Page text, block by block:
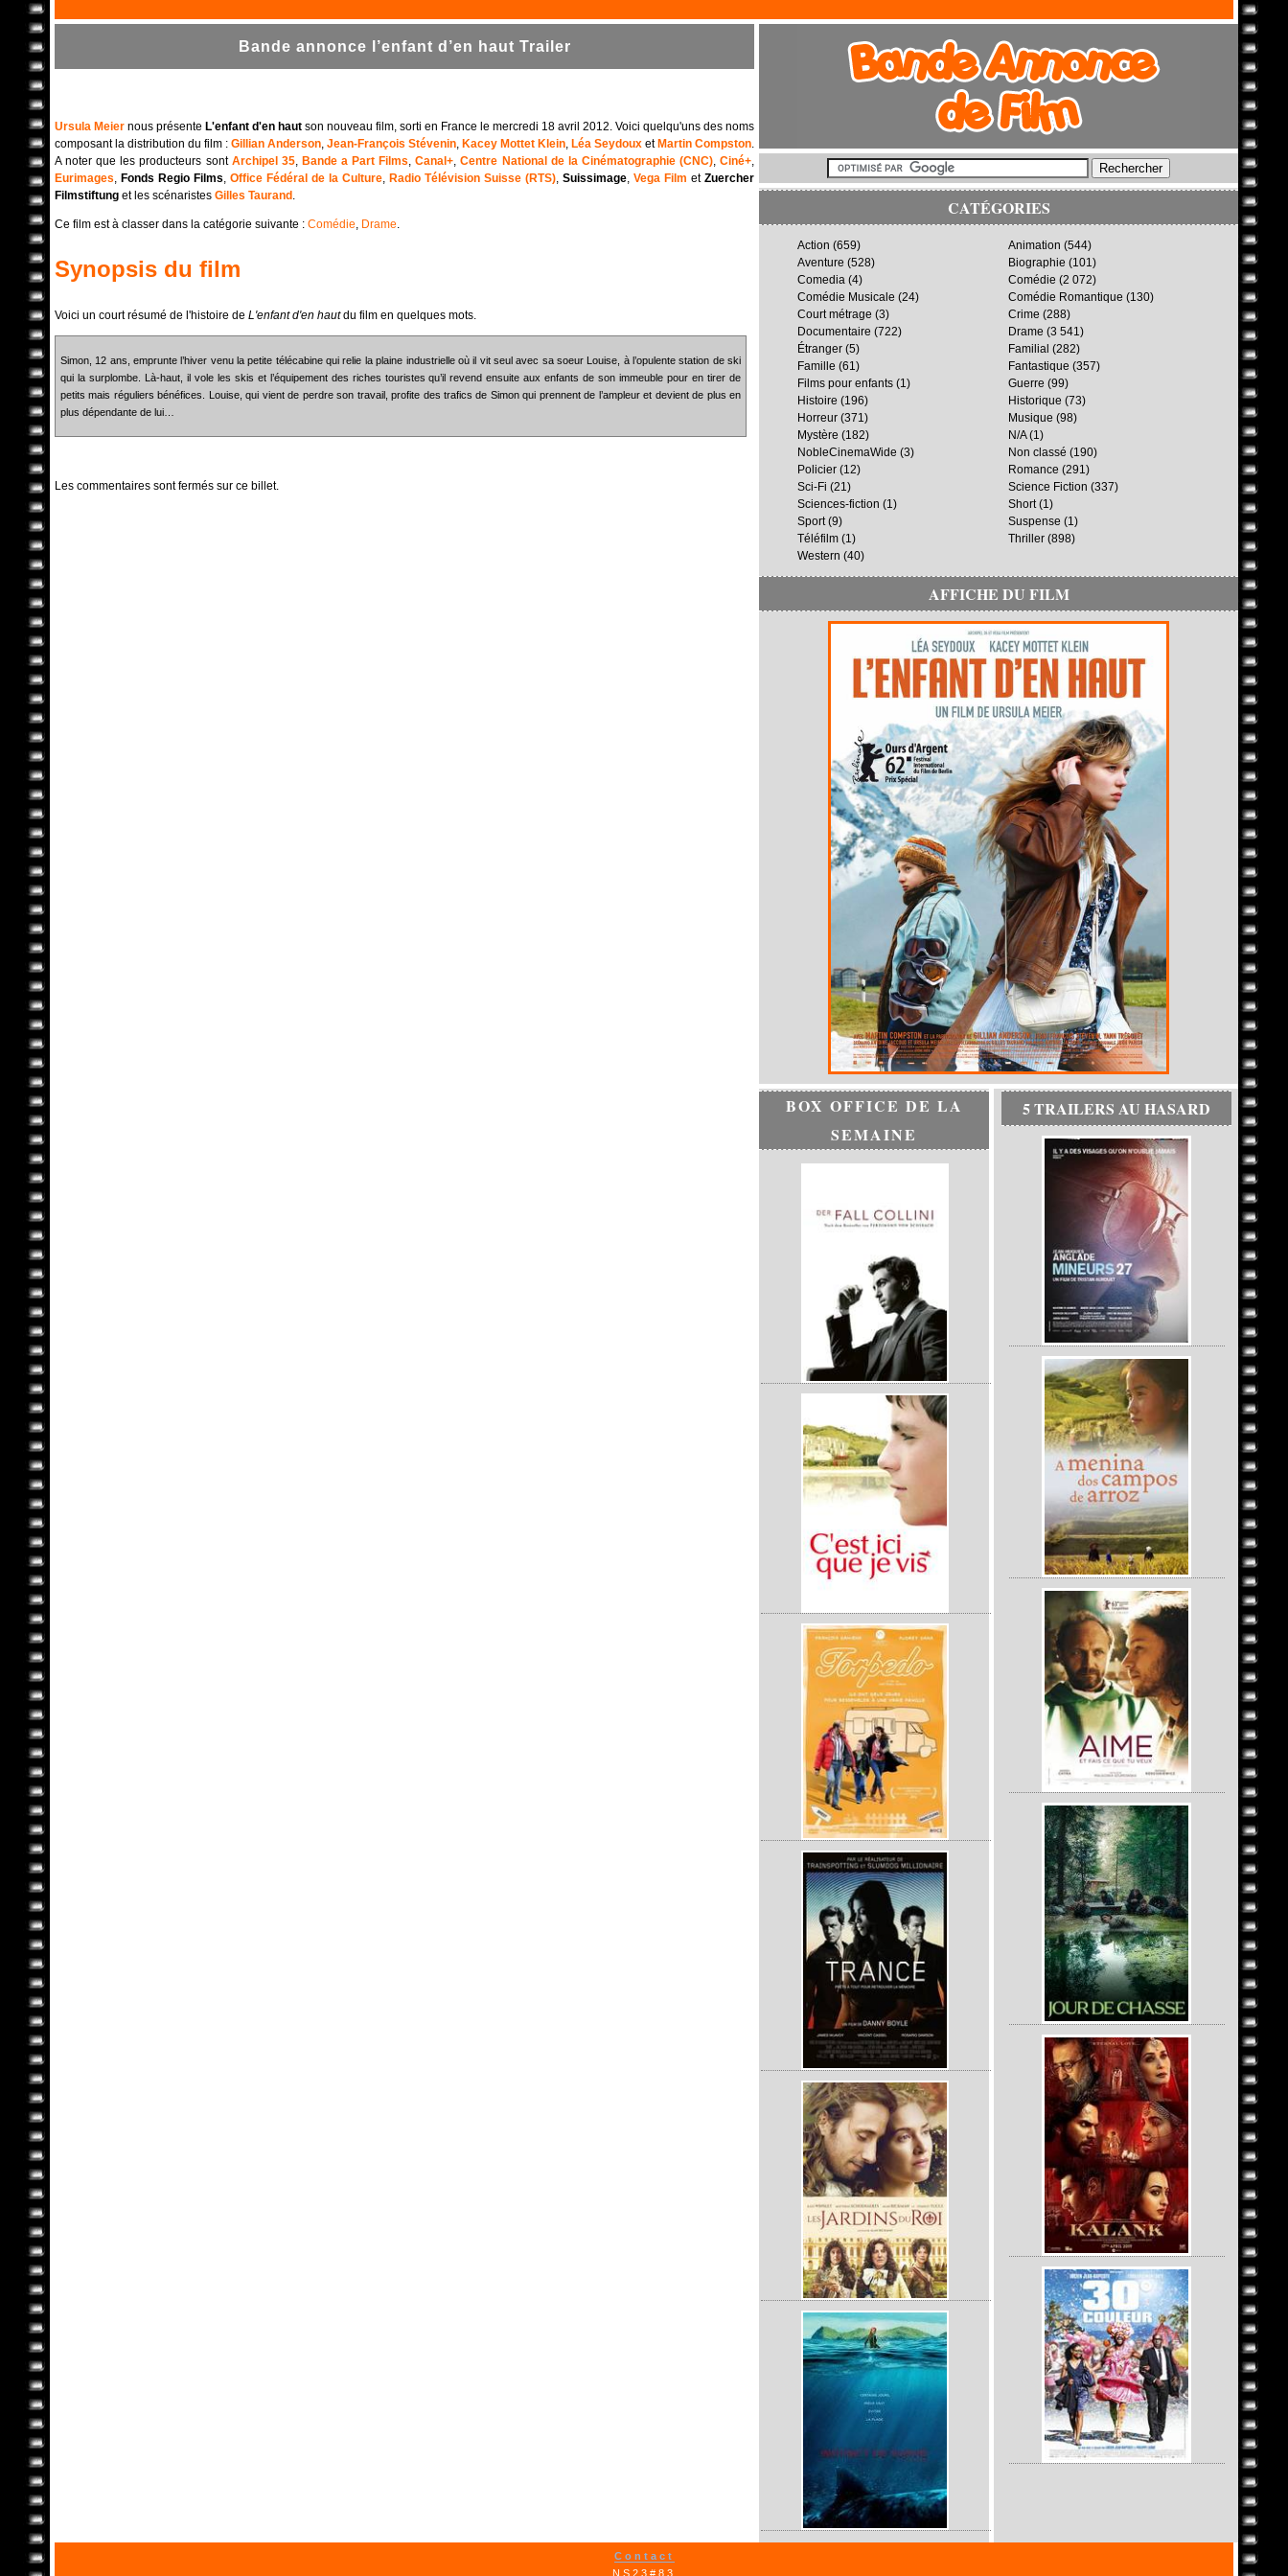
Bande annonce l’enfant d’en haut Trailer
Ursula Meier nous présente L'enfant d'en haut son nouveau film, sorti en France le mercredi 18 avril 2012. Voici quelqu'uns des noms
composant la distribution du film : Gillian Anderson, Jean-François Stévenin, Kacey Mottet Klein, Léa Seydoux et Martin Compston.
A noter que les producteurs sont Archipel 35, Bande a Part Films,Canal+,Centre National de la Cinématographie (CNC),Ciné+,
Eurimages, Fonds Regio Films, Office Fédéral de la Culture, Radio Télévision Suisse (RTS), Suissimage, Vega Film et Zuercher
Filmstiftung et les scénaristes Gilles Taurand .
Ce film est à classer dans la catégorie suivante : Comédie, Drame.
Synopsis du film
Voici un court résumé de l'histoire de L'enfant d'en hautdu film en quelques mots.
Simon, 12 ans, emprunte l’hiver venu la petite télécabine qui relie la plaine industrielle où il vit seul avec sa soeur Louise, à l’opulente station de ski
qui la surplombe. Là-haut, il vole les skis et l’équipement des riches touristes qu’il revend ensuite aux enfants de son immeuble pour en tirer de
petits mais réguliers bénéfices. Louise, qui vient de perdre son travail, profite des trafics de Simon qui prennent de l’ampleur et devient de plus en
plus dépendante de lui…
Les commentaires sont fermés sur ce billet.
CATÉGORIES
Action (659) Animation (544)
Aventure (528) Biographie (101)
Comedia (4) Comédie (2 072)
Comédie Musicale (24) Comédie Romantique (130)
Court métrage (3) Crime (288)
Documentaire (722) Drame (3 541)
Étranger (5) Familial (282)
Famille (61) Fantastique (357)
Films pour enfants (1) Guerre (99)
Histoire (196) Historique (73)
Horreur (371) Musique (98)
Mystère (182) N/A(1)
NobleCinemaWide (3) Non classé (190)
Policier (12) Romance (291)
Sci-Fi (21) Science Fiction (337)
Sciences-fiction (1) Short(1)
Sport(9) Suspense (1)
Téléfilm (1) Thriller (898)
Western (40)
AFFICHE DU FILM
BOX OFFICE DE LA
SEMAINE
5 TRAILERS AU HASARD
Contact
NS23#83